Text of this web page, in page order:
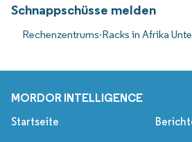
Schnappschüsse melden
Rechenzentrums-Racks in Afrika
MORDOR INTELLIGENCE
Startseite